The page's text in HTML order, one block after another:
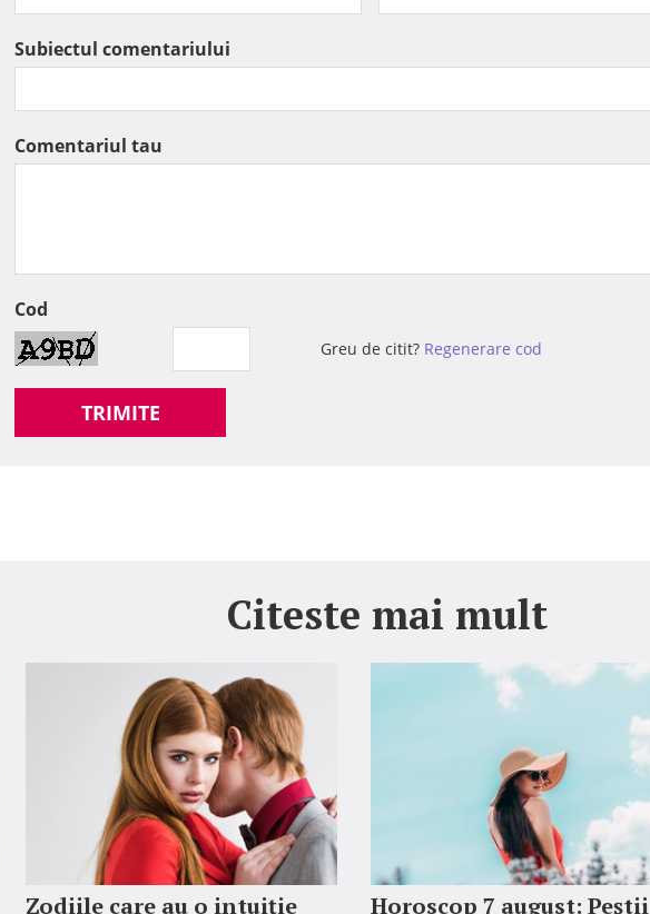
Subiectul comentariului
Comentariul tau
Cod
Greu de citit? Regenerare cod
TRIMITE
Citeste mai mult
Zodiile care au o intuiție
Horoscop 7 august: Peștii